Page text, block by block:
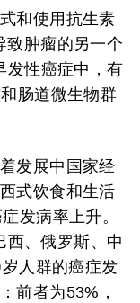
和使用抗生素
致肿瘤的另一个
发性癌症中，有
肠道微生物群
发展中国家经
式饮食和生活
发病率上升。
西、俄罗斯、中
人群的癌症发
前者为53%，